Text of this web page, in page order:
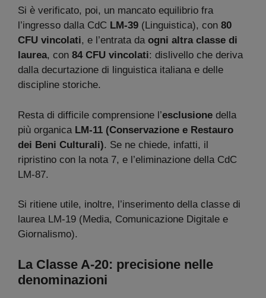
Si è verificato, poi, un mancato equilibrio fra
l’ingresso dalla CdC LM-39 (Linguistica), con 80
CFU vincolati, e l’entrata da ogni altra classe di
laurea, con 84 CFU vincolati: dislivello che deriva
dalla decurtazione di linguistica italiana e delle
discipline storiche.
Resta di difficile comprensione l’esclusione della
più organica LM-11 (Conservazione e Restauro
dei Beni Culturali). Se ne chiede, infatti, il
ripristino con la nota 7, e l’eliminazione della CdC
LM-87.
Si ritiene utile, inoltre, l’inserimento della classe di
laurea LM-19 (Media, Comunicazione Digitale e
Giornalismo).
La Classe A-20: precisione nelle
denominazioni